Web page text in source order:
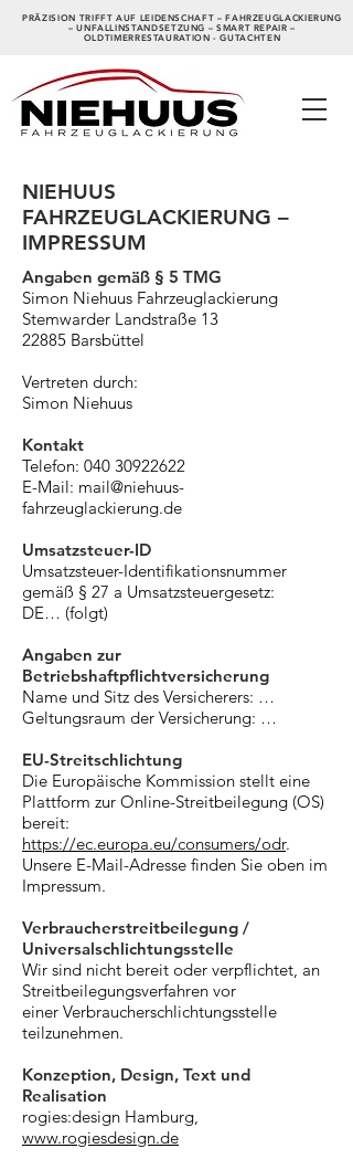
PRÄZISION TRIFFT AUF LEIDENSCHAFT – FAHRZEUGLACKIERUNG
– UNFALLINSTANDSETZUNG – SMART REPAIR –
OLDTIMERRESTAURATION - GUTACHTEN
NIEHUUS
FAHRZEUGLACKIERUNG –
IMPRESSUM
Angaben gemäß § 5 TMG
Simon Niehuus Fahrzeuglackierung
Stemwarder Landstraße 13
22885 Barsbüttel
Vertreten durch:
Simon Niehuus
Kontakt
Telefon: 040 30922622
E-Mail: mail@niehuus-
fahrzeuglackierung.de
Umsatzsteuer-ID
Umsatzsteuer-Identifikationsnummer
gemäß § 27 a Umsatzsteuergesetz:
DE… (folgt)
Angaben zur
Betriebshaftpflichtversicherung
Name und Sitz des Versicherers: …
Geltungsraum der Versicherung: …
EU-Streitschlichtung
Die Europäische Kommission stellt eine
Plattform zur Online-Streitbeilegung (OS)
bereit:
https://ec.europa.eu/consumers/odr.
Unsere E-Mail-Adresse finden Sie oben im
Impressum.
Verbraucherstreitbeilegung /
Universalschlichtungsstelle
Wir sind nicht bereit oder verpflichtet, an
Streitbeilegungsverfahren vor
einer Verbraucherschlichtungsstelle
teilzunehmen.
​Konzeption, Design, Text und
Realisation
rogies:design Hamburg,
www.rogiesdesign.de